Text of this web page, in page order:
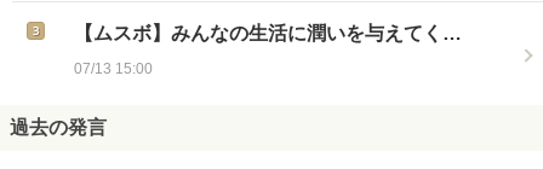
【ムスボ】みんなの生活に潤いを与えてく…
07/13 15:00
過去の発言